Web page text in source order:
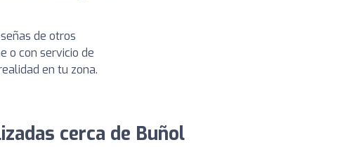
de otros
o con servicio de
en tu zona.
cerca de Buñol